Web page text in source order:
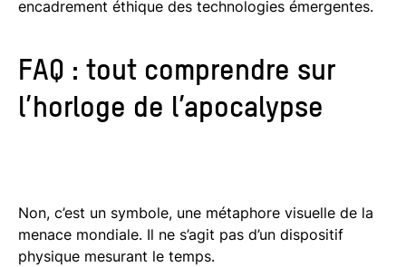
encadrement éthique des technologies émergentes.
FAQ : tout comprendre sur
l’horloge de l’apocalypse
Non, c’est un symbole, une métaphore visuelle de la
menace mondiale. Il ne s’agit pas d’un dispositif
physique mesurant le temps.